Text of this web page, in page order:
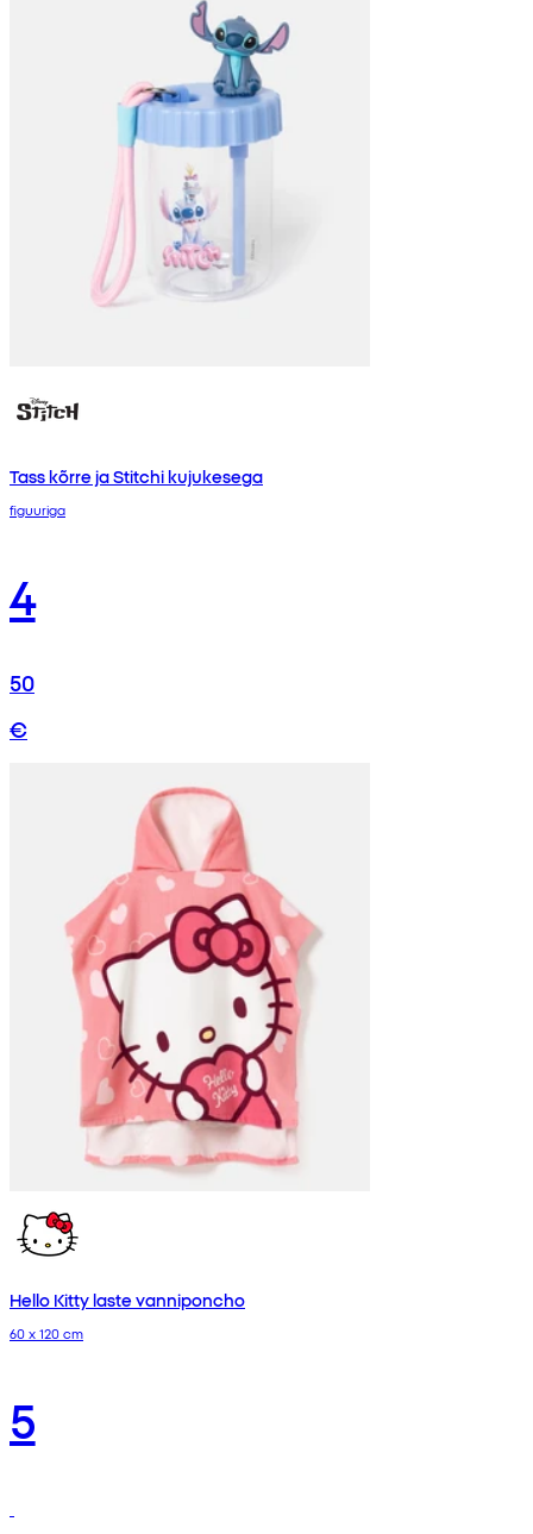
Tass kõrre ja Stitchi kujukesega
figuuriga
4
50
€
Hello Kitty laste vanniponcho
60 x 120 cm
5